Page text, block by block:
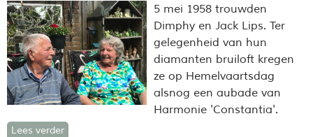
5 mei 1958 trouwden
Dimphy en Jack Lips. Ter
gelegenheid van hun
diamanten bruiloft kregen
ze op Hemelvaartsdag
alsnog een aubade van
Harmonie 'Constantia'.
Lees verder